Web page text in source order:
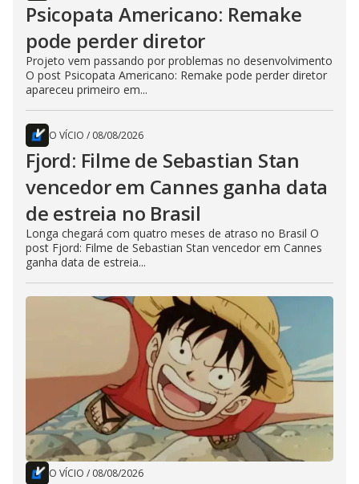
Psicopata Americano: Remake
pode perder diretor
Projeto vem passando por problemas no desenvolvimento
O post Psicopata Americano: Remake pode perder diretor
apareceu primeiro em...
O VÍCIO / 08/08/2026
Fjord: Filme de Sebastian Stan
vencedor em Cannes ganha data
de estreia no Brasil
Longa chegará com quatro meses de atraso no Brasil O
post Fjord: Filme de Sebastian Stan vencedor em Cannes
ganha data de estreia...
O VÍCIO / 08/08/2026